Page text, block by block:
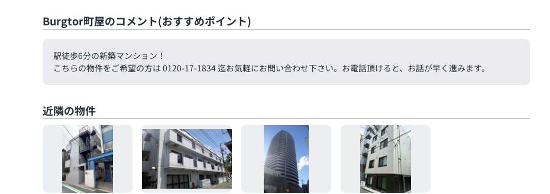
Burgtor町屋のコメント(おすすめポイント)
駅徒歩6分の新築マンション！
こちらの物件をご希望の方は 0120-17-1834 迄お気軽にお問い合わせ下さい。お電話頂けると、お話が早く進みます。
近隣の物件